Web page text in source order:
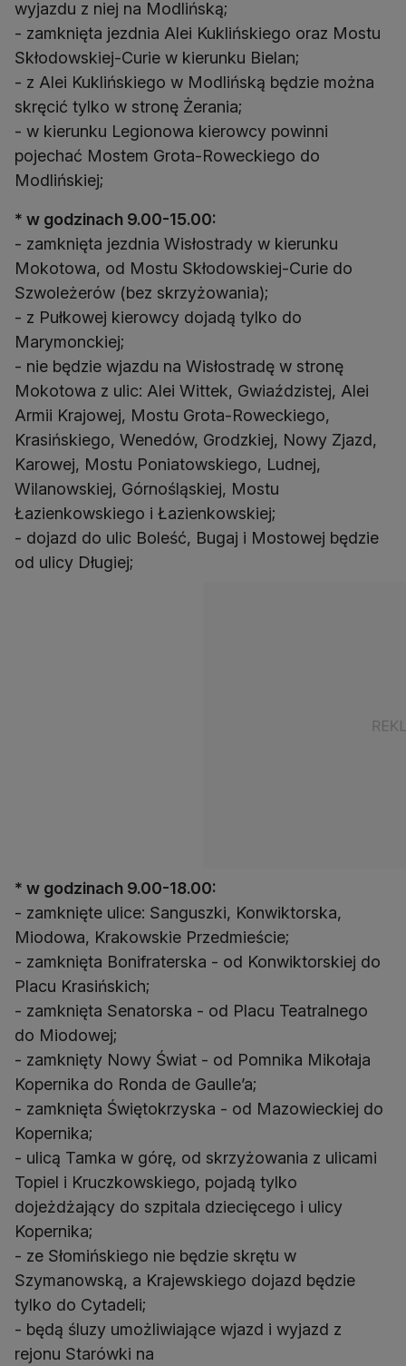
wyjazdu z niej na Modlińską;
- zamknięta jezdnia Alei Kuklińskiego oraz Mostu
Skłodowskiej-Curie w kierunku Bielan;
- z Alei Kuklińskiego w Modlińską będzie można
skręcić tylko w stronę Żerania;
- w kierunku Legionowa kierowcy powinni
pojechać Mostem Grota-Roweckiego do
Modlińskiej;
* w godzinach 9.00-15.00:
- zamknięta jezdnia Wisłostrady w kierunku
Mokotowa, od Mostu Skłodowskiej-Curie do
Szwoleżerów (bez skrzyżowania);
- z Pułkowej kierowcy dojadą tylko do
Marymonckiej;
- nie będzie wjazdu na Wisłostradę w stronę
Mokotowa z ulic: Alei Wittek, Gwiaździstej, Alei
Armii Krajowej, Mostu Grota-Roweckiego,
Krasińskiego, Wenedów, Grodzkiej, Nowy Zjazd,
Karowej, Mostu Poniatowskiego, Ludnej,
Wilanowskiej, Górnośląskiej, Mostu
Łazienkowskiego i Łazienkowskiej;
- dojazd do ulic Boleść, Bugaj i Mostowej będzie
od ulicy Długiej;
* w godzinach 9.00-18.00:
- zamknięte ulice: Sanguszki, Konwiktorska,
Miodowa, Krakowskie Przedmieście;
- zamknięta Bonifraterska - od Konwiktorskiej do
Placu Krasińskich;
- zamknięta Senatorska - od Placu Teatralnego
do Miodowej;
- zamknięty Nowy Świat - od Pomnika Mikołaja
Kopernika do Ronda de Gaulle’a;
- zamknięta Świętokrzyska - od Mazowieckiej do
Kopernika;
- ulicą Tamka w górę, od skrzyżowania z ulicami
Topiel i Kruczkowskiego, pojadą tylko
dojeżdżający do szpitala dziecięcego i ulicy
Kopernika;
- ze Słomińskiego nie będzie skrętu w
Szymanowską, a Krajewskiego dojazd będzie
tylko do Cytadeli;
- będą śluzy umożliwiające wjazd i wyjazd z
rejonu Starówki na